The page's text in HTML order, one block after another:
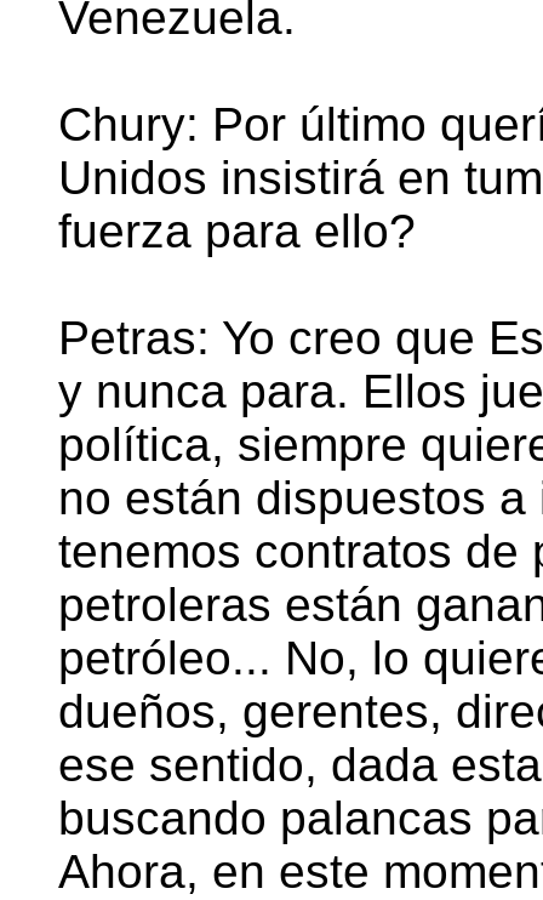
Venezuela.
Chury: Por último
Unidos insistirá en
fuerza para ello?
Petras: Yo creo que
y nunca para. Ellos
política, siempre
no están dispuestos
tenemos contratos de
petroleras están
petróleo... No, lo
dueños, gerentes,
ese sentido, dada
buscando palancas
Ahora, en este